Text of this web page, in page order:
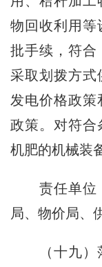
物回收利用等
批手续，符合
采取划拨方式
发电价格政策
政策。对符合
机肥的机械装
责任单位：
局、物价局、
（十九）落